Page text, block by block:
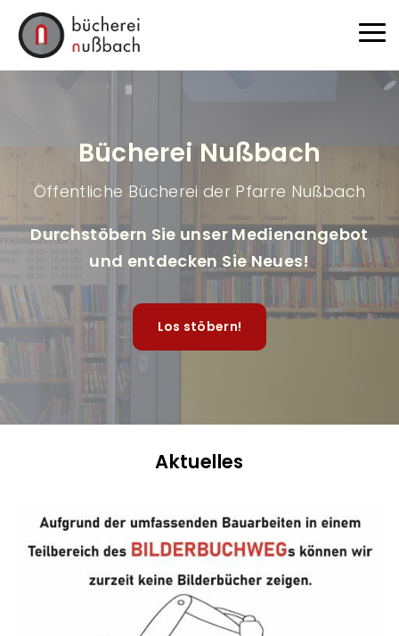
Bücherei Nußbach
Öffentliche Bücherei der Pfarre Nußbach
Durchstöbern Sie unser Medienangebot
und entdecken Sie Neues!
Los stöbern!
Aktuelles